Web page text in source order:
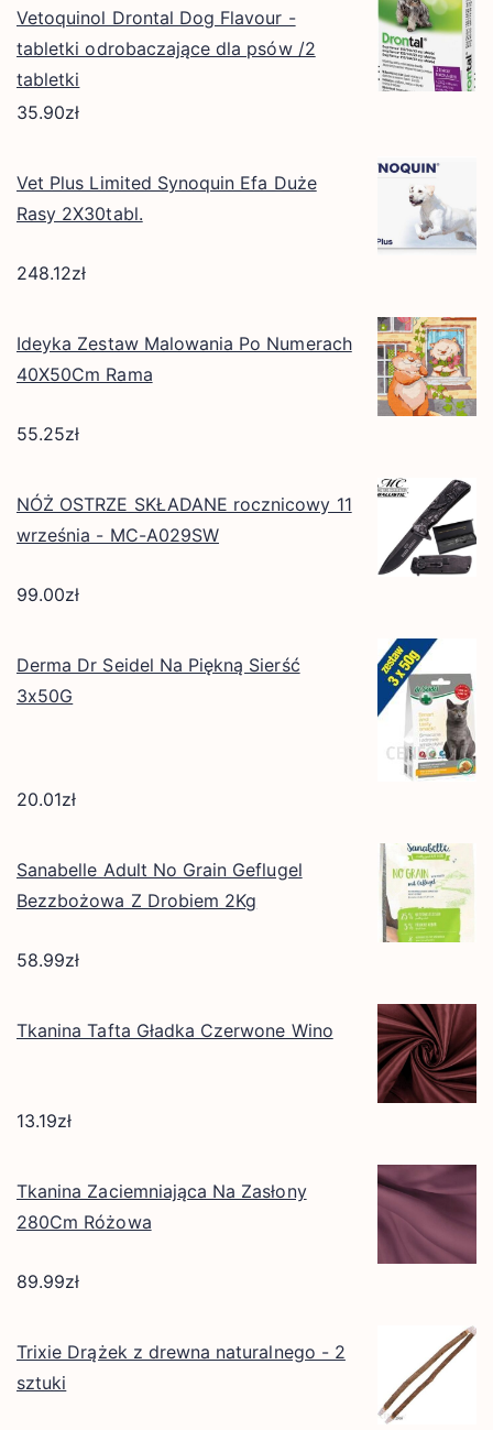
Vetoquinol Drontal Dog Flavour -
tabletki odrobaczające dla psów /2
tabletki
35.90zł
Vet Plus Limited Synoquin Efa Duże
Rasy 2X30tabl.
248.12zł
Ideyka Zestaw Malowania Po Numerach
40X50Cm Rama
55.25zł
NÓŻ OSTRZE SKŁADANE rocznicowy 11
września - MC-A029SW
99.00zł
Derma Dr Seidel Na Piękną Sierść
3x50G
20.01zł
Sanabelle Adult No Grain Geflugel
Bezzbożowa Z Drobiem 2Kg
58.99zł
Tkanina Tafta Gładka Czerwone Wino
13.19zł
Tkanina Zaciemniająca Na Zasłony
280Cm Różowa
89.99zł
Trixie Drążek z drewna naturalnego - 2
sztuki